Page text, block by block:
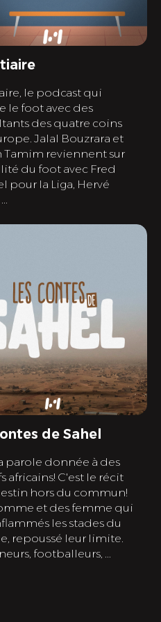
le podcast qui
le foot avec des
des quatre coins
Jalal Bouzrara et
Tamim reviennent sur
du foot avec Fred
pour la Liga, Hervé
de Sahel
parole donnée à des
africains! C'est le récit
hors du commun!
et des femme qui
les stades du
repoussé leur limite.
footballeurs, ...